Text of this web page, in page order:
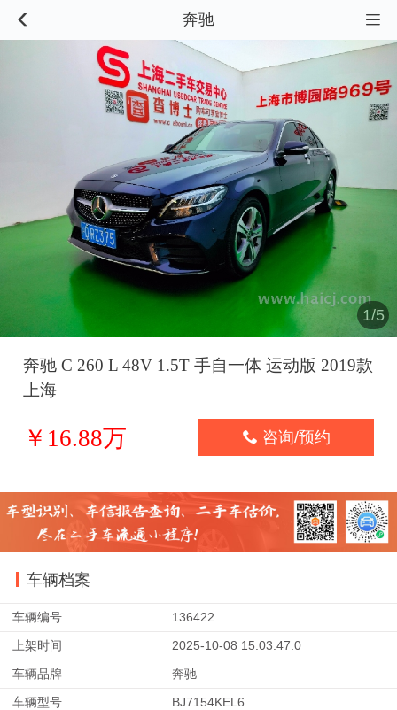
 奔驰 
1/5
奔驰 C 260 L 48V 1.5T 手自一体 运动版 2019款
上海
￥16.88万  咨询/预约
车辆档案
车辆编号
136422
上架时间
2025-10-08 15:03:47.0
车辆品牌
奔驰
车辆型号
BJ7154KEL6